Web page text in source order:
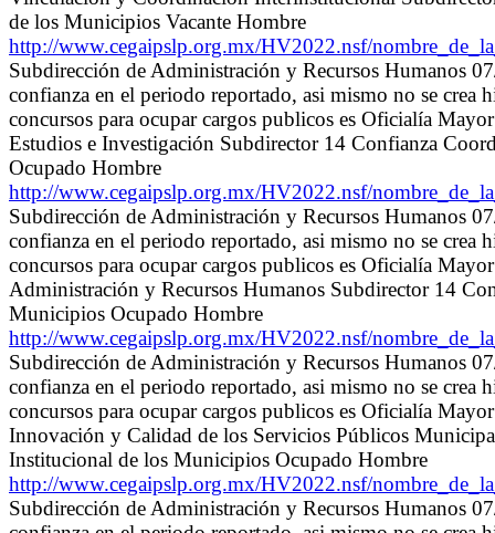
de los Municipios Vacante Hombre
http://www.cegaipslp.org.mx/HV2022.nsf/
Subdirección de Administración y Recursos Humanos
confianza en el periodo reportado, asi mismo no se crea
concursos para ocupar cargos publicos es Oficialía
Estudios e Investigación Subdirector 14 Confianza
Ocupado Hombre
http://www.cegaipslp.org.mx/HV2022.nsf/
Subdirección de Administración y Recursos Humanos
confianza en el periodo reportado, asi mismo no se crea
concursos para ocupar cargos publicos es Oficialía
Administración y Recursos Humanos Subdirector 14
Municipios Ocupado Hombre
http://www.cegaipslp.org.mx/HV2022.nsf/
Subdirección de Administración y Recursos Humanos
confianza en el periodo reportado, asi mismo no se crea
concursos para ocupar cargos publicos es Oficialía
Innovación y Calidad de los Servicios Públicos
Institucional de los Municipios Ocupado Hombre
http://www.cegaipslp.org.mx/HV2022.nsf/
Subdirección de Administración y Recursos Humanos